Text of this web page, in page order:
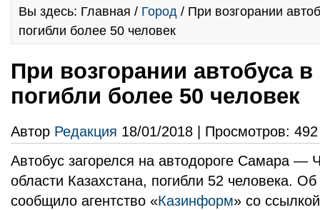
Вы здесь: Главная / Город / При возгорании
погибли более 50 человек
При возгорании автобуса в
погибли более 50 человек
Автор Редакция 18/01/2018 | Просмотров: 492
Автобус загорелся на автодороге Самара —
области Казахстана, погибли 52 человека.
сообщило агентство «Казинформ» со